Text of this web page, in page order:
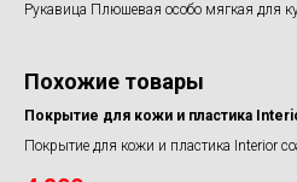
Рукавица Плюшевая особо мягкая для
Похожие товары
Покрытие для кожи и пластика
Покрытие для кожи и пластика Interior